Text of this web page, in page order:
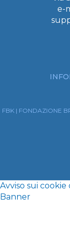
e-
FBK | FONDAZIONE
Avviso sui
Banner